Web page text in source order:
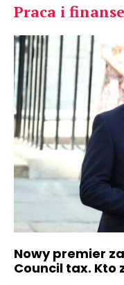
Praca i finanse
Nowy premier
Council tax. Kto